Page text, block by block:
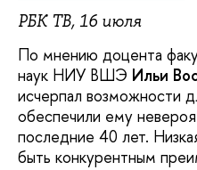
РБК ТВ, 16 июля
По мнению доцента
наук НИУ ВШЭ Ильи
исчерпал возможности
обеспечили ему
последние 40 лет.
быть конкурентным